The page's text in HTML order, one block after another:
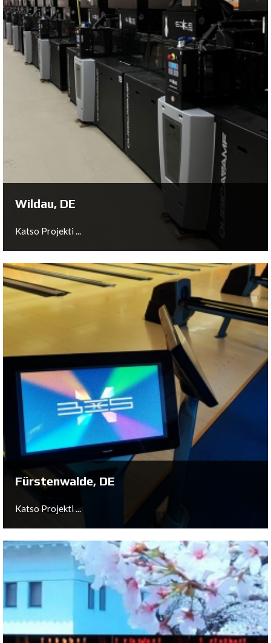
Nistelrode, NL
Wildau, DE
Katso Projekti ...
Wildau, DE
Katso Projekti ...
Fürstenwalde, DE
Katso Projekti ...